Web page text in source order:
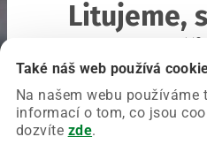
Také náš web používá
Na našem webu používáme
informací o tom, co jsou
dozvíte zde.
Litujeme,
Chyba nastala na naší
Zkuste prosím znovu